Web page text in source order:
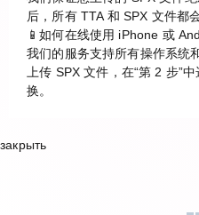
后，所有 TTA 和 SPX 文件都
📱如何在线使用 iPhone 或
我们的服务支持所有操作系统
上传 SPX 文件，在“第 2 步”
换。
закрыть